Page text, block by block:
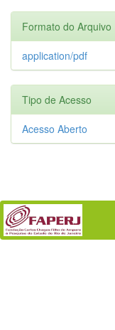
Formato do Arquivo
application/pdf
Tipo de Acesso
Acesso Aberto